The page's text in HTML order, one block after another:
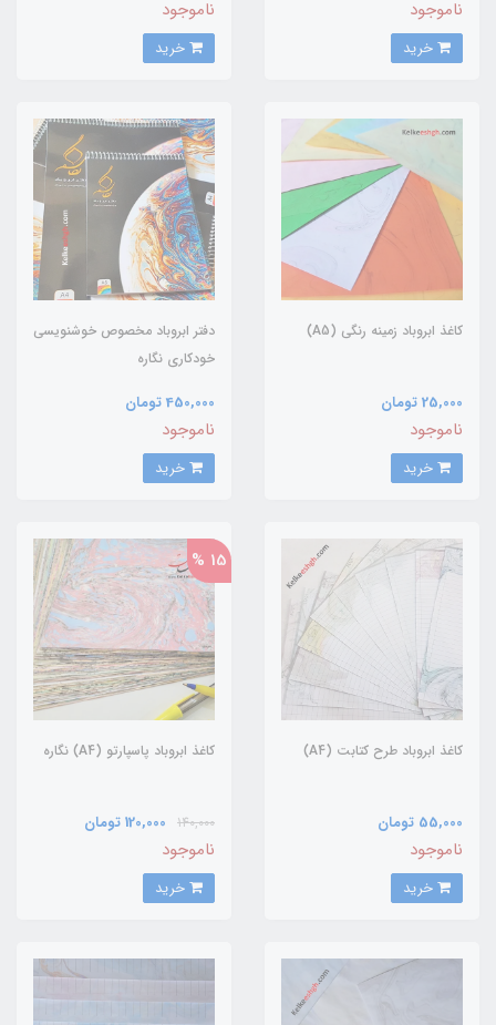
ناموجود ناموجود
کاغذ ابروباد زمینه رنگی (A5)
25,000 تومان
ناموجود
دفتر ابروباد مخصوص خوشنویسی
خودکاری نگاره
450,000 تومان
ناموجود
کاغذ ابروباد طرح کتابت (A4)
55,000 تومان
ناموجود
15 %
کاغذ ابروباد پاسپارتو (A4) نگاره
140,000 120,000 تومان
ناموجود